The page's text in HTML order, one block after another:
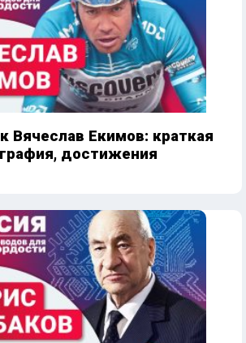
Вячеслав Екимов: краткая
достижения